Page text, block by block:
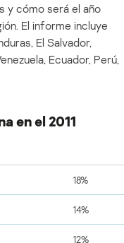
y cómo será el año
El informe incluye
El Salvador,
Ecuador, Perú,
en el 2011
18%
14%
12%